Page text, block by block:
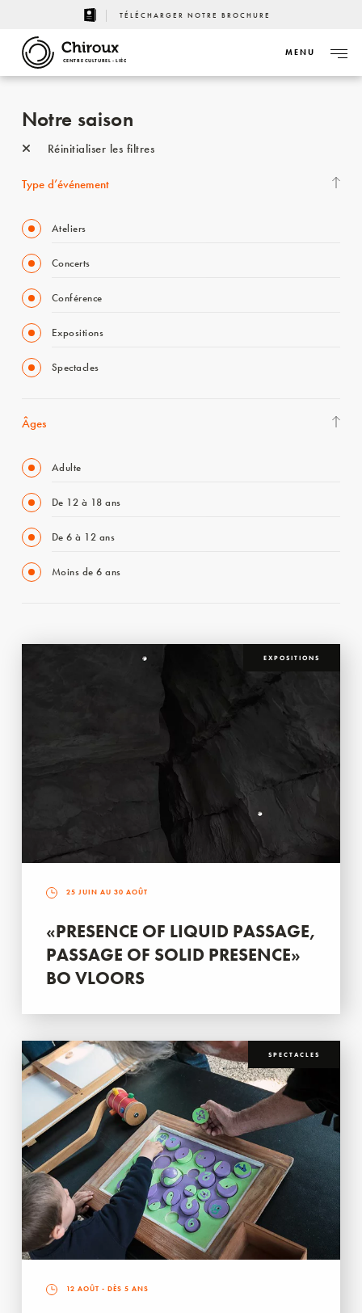
TÉLÉCHARGER NOTRE BROCHURE
CENTRE CULTUREL - LIÈGE
MENU
Notre saison
Réinitialiser les filtres
Type d’événement
Ateliers
Concerts
Conférence
Expositions
Spectacles
Âges
Adulte
De 12 à 18 ans
De 6 à 12 ans
Moins de 6 ans
EXPOSITIONS
25 JUIN AU 30 AOÛT
«PRESENCE OF LIQUID PASSAGE,
PASSAGE OF SOLID PRESENCE»
BO VLOORS
SPECTACLES
12 AOÛT - DÈS 5 ANS